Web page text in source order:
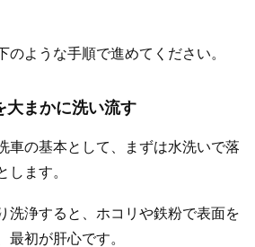
のような手順で進めてください。
大まかに洗い流す
車の基本として、まずは水洗いで落
します。
洗浄すると、ホコリや鉄粉で表面を
最初が肝心です。